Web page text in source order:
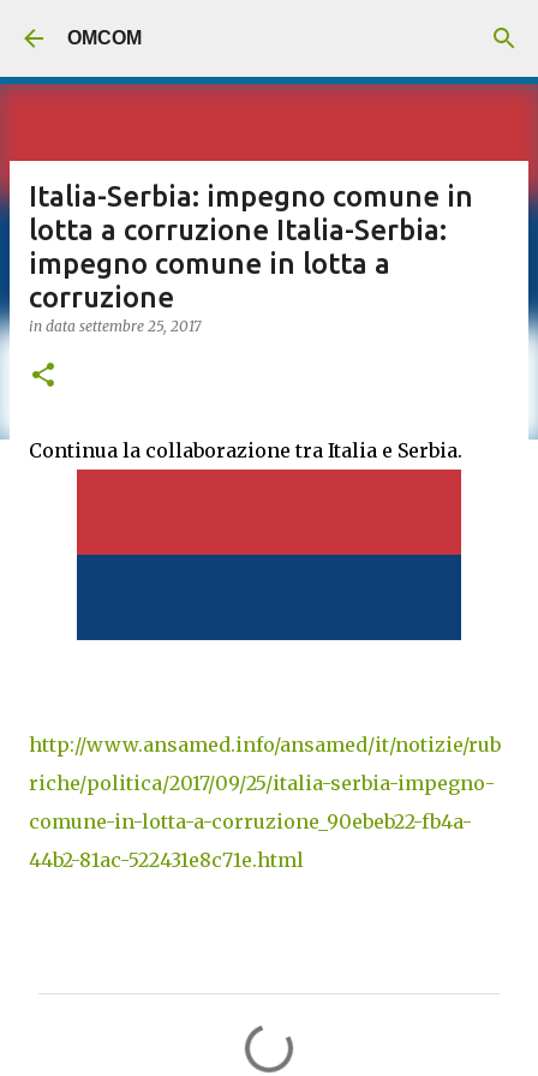
OMCOM
Italia-Serbia: impegno comune in
lotta a corruzione Italia-Serbia:
impegno comune in lotta a
corruzione
in data settembre 25, 2017
Continua la collaborazione tra Italia e Serbia.
http://www.ansamed.info/ansamed/it/notizie/rub
riche/politica/2017/09/25/italia-serbia-impegno-
comune-in-lotta-a-corruzione_90ebeb22-fb4a-
44b2-81ac-522431e8c71e.html